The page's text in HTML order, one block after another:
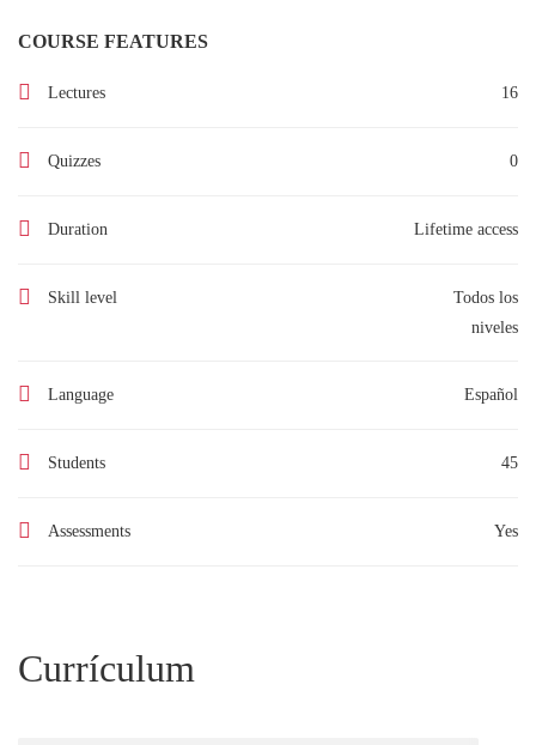
COURSE FEATURES
Lectures 16
Quizzes 0
Duration Lifetime access
Skill level
Todos los
niveles
Language Español
Students 45
Assessments Yes
Currículum